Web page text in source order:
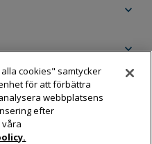
expand_more
expand_more
cookies" samtycker
för att förbättra
webbplatsens
efter